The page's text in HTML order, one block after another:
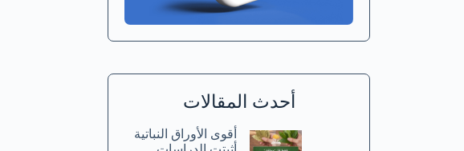
أحدث المقالات
أقوى الأوراق النباتية